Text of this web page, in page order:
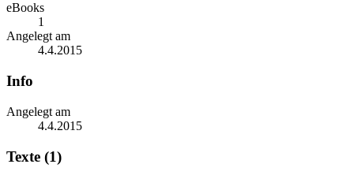
eBooks
1
Angelegt am
4.4.2015
Info
Angelegt am
4.4.2015
Texte (1)